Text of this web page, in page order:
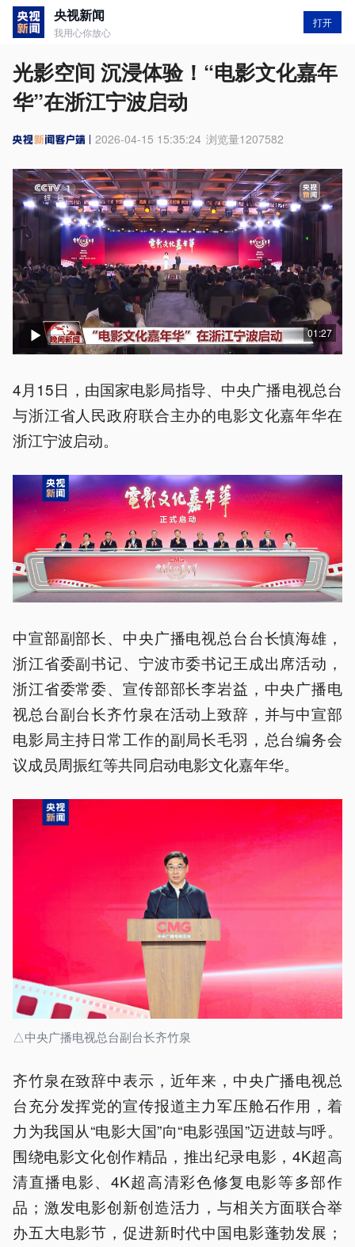
央视新闻
我用心你放心
打开
光影空间 沉浸体验！“电影文化嘉年
华”在浙江宁波启动
2026-04-15 15:35:24 浏览量1207582
01:27
4月15日，由国家电影局指导、中央广播电视总台
与浙江省人民政府联合主办的电影文化嘉年华在
浙江宁波启动。
中宣部副部长、中央广播电视总台台长慎海雄，
浙江省委副书记、宁波市委书记王成出席活动，
浙江省委常委、宣传部部长李岩益，中央广播电
视总台副台长齐竹泉在活动上致辞，并与中宣部
电影局主持日常工作的副局长毛羽，总台编务会
议成员周振红等共同启动电影文化嘉年华。
△中央广播电视总台副台长齐竹泉
齐竹泉在致辞中表示，近年来，中央广播电视总
台充分发挥党的宣传报道主力军压舱石作用，着
力为我国从“电影大国”向“电影强国”迈进鼓与呼。
围绕电影文化创作精品，推出纪录电影，4K超高
清直播电影、4K超高清彩色修复电影等多部作
品；激发电影创新创造活力，与相关方面联合举
办五大电影节，促进新时代中国电影蓬勃发展；